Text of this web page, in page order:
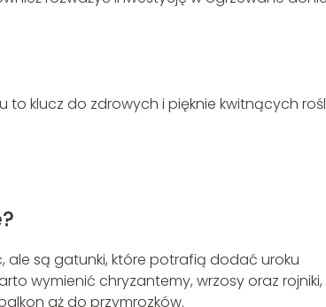
klucz do zdrowych i pięknie kwitnących
ale są gatunki, które potrafią dodać uroku
wymienić chryzantemy, wrzosy oraz rojniki,
aż do przymrozków.